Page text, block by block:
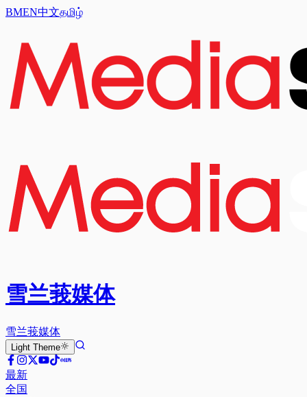
BMEN中文தமிழ்
雪兰莪媒体
雪兰莪媒体
Light Theme
最新
全国